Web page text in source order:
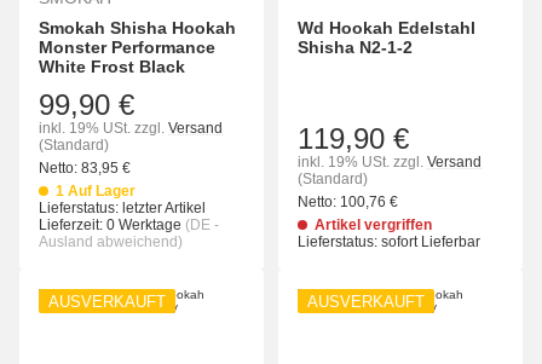
Smokah Shisha Hookah
Monster Performance
White Frost Black
99,90 €
inkl. 19% USt. zzgl. Versand
(Standard)
Netto: 83,95 €
1 Auf Lager
Lieferstatus: letzter Artikel
Lieferzeit: 0 Werktage (DE -
Ausland abweichend)
Wd Hookah Edelstahl
Shisha N2-1-2
119,90 €
inkl. 19% USt. zzgl. Versand
(Standard)
Netto: 100,76 €
Artikel vergriffen
Lieferstatus: sofort Lieferbar
AUSVERKAUFT AUSVERKAUFT